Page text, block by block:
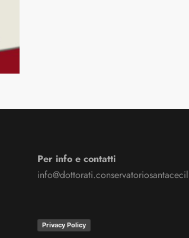
Per info e contatti
Privacy Policy